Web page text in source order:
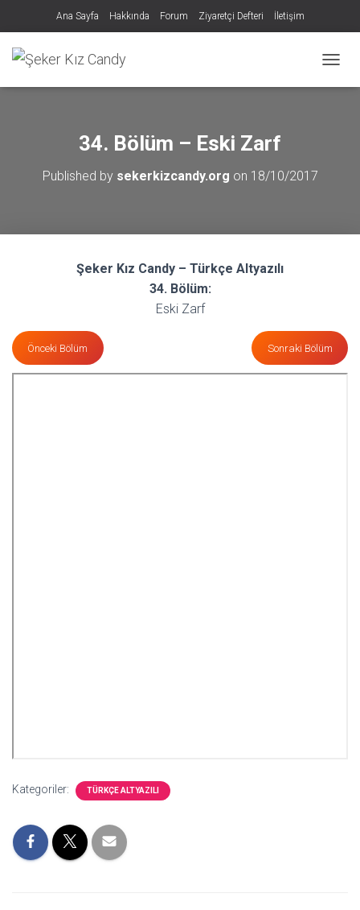
Ana Sayfa Hakkında Forum Ziyaretçi Defteri İletişim
34. Bölüm – Eski Zarf
Published by sekerkizcandy.org on 18/10/2017
Şeker Kız Candy – Türkçe Altyazılı
34. Bölüm:
Eski Zarf
Önceki Bölüm Sonraki Bölüm
Kategoriler: TÜRKÇE ALTYAZILI